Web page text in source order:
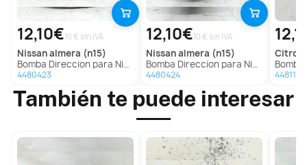
12,10€10 € sin IVA
nissanalmera (n15)
Bomba Direccion para Nissan Almera (N15)
4480423
12,10€10 € sin IVA
nissanalmera (n15)
Bomba Direccion para Nissan Almera (N15)
4480424
Bomba
4481178
También te puede interesar